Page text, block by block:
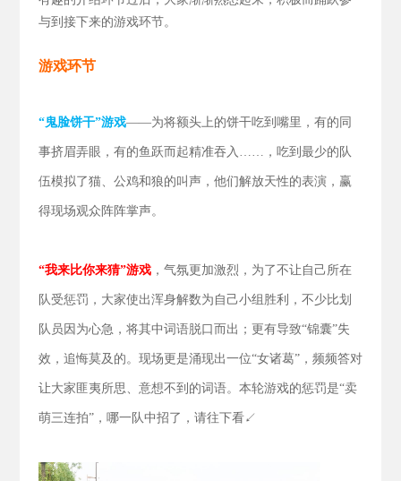
与到接下来的游戏环节。
游戏环节
“鬼脸饼干”游戏——为将额头上的饼干吃到嘴里，有的同
事挤眉弄眼，有的鱼跃而起精准吞入……，吃到最少的队
伍模拟了猫、公鸡和狼的叫声，他们解放天性的表演，赢
得现场观众阵阵掌声。
“我来比你来猜”游戏，气氛更加激烈，为了不让自己所在
队受惩罚，大家使出浑身解数为自己小组胜利，不少比划
队员因为心急，将其中词语脱口而出；更有导致“锦囊”失
效，追悔莫及的。现场更是涌现出一位“女诸葛”，频频答对
让大家匪夷所思、意想不到的词语。本轮游戏的惩罚是“卖
萌三连拍”，哪一队中招了，请往下看↙